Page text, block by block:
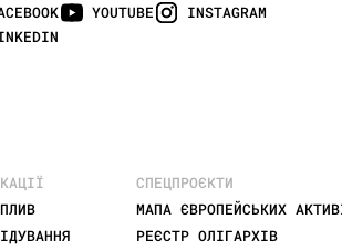
YOUTUBE
INSTAGRAM
СПЕЦПРОЄКТИ
МАПА ЄВРОПЕЙСЬКИХ
РЕЄСТР ОЛІГАРХІВ